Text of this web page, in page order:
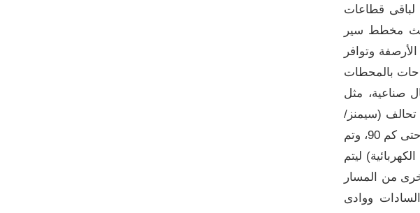
لباقى قطاعات
مخطط سير
وتوافر
بالمحطات
صناعية، مثل
تحالف (سيمنز/
أوراسكوم/ المقاولون العرب) 50 كم في نطاق محطة العاصمة، وذلك في المسافة من كم 40 حتى كم 90، وتم
ليتم
في المرحلة الثالثة، كما تم التأكيد على جاهزية 142 كم أخرى من المسار
55 كم في نطاق محطتى السادات ووادى